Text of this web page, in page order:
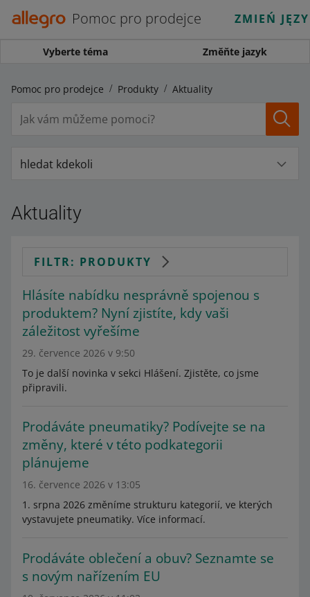
Pomoc pro prodejce ZMIEŃ
Vyberte téma Změňte jazyk
Pomoc pro prodejce Produkty Aktuality
hledat kdekoli
Aktuality
FILTR: PRODUKTY
Hlásíte nabídku nesprávně spojenou s
produktem? Nyní zjistíte, kdy vaši
záležitost vyřešíme
29. července 2026 v 9:50
To je další novinka v sekci Hlášení. Zjistěte, co jsme
připravili.
Prodáváte pneumatiky? Podívejte se na
změny, které v této podkategorii
plánujeme
16. července 2026 v 13:05
1. srpna 2026 změníme strukturu kategorií, ve kterých
vystavujete pneumatiky. Více informací.
Prodáváte oblečení a obuv? Seznamte se
s novým nařízením EU